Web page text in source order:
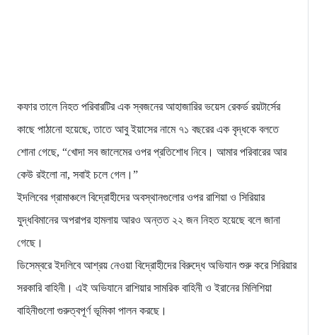
কফার তালে নিহত পরিবারটির এক স্বজনের আহাজারির ভয়েস রেকর্ড রয়টার্সের
কাছে পাঠানো হয়েছে, তাতে আবু ইয়াসের নামে ৭১ বছরের এক বৃদ্ধকে বলতে
শোনা গেছে, “খোদা সব জালেমের ওপর প্রতিশোধ নিবে। আমার পরিবারের আর
কেউ রইলো না, সবাই চলে গেল।”
ইদলিবের গ্রামাঞ্চলে বিদ্রোহীদের অবস্থানগুলোর ওপর রাশিয়া ও সিরিয়ার
যুদ্ধবিমানের অপরাপর হামলায় আরও অন্তত ২২ জন নিহত হয়েছে বলে জানা
গেছে।
ডিসেম্বরে ইদলিবে আশ্রয় নেওয়া বিদ্রোহীদের বিরুদ্ধে অভিযান শুরু করে সিরিয়ার
সরকারি বাহিনী। এই অভিযানে রাশিয়ার সামরিক বাহিনী ও ইরানের মিলিশিয়া
বাহিনীগুলো গুরুত্বপূর্ণ ভূমিকা পালন করছে।